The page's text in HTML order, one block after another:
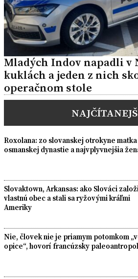
Mladých Indov napadli v
kuklách a jeden z nich
operačnom stole
Roxolana: zo slovanskej otrokyne matka
osmanskej dynastie a najvplyvnejšia
Slovaktown, Arkansas: ako Slováci
vlastnú obec a stali sa ryžovými kráľmi
Ameriky
Nie, človek nie je priamym potomkom
opice“, hovorí francúzsky